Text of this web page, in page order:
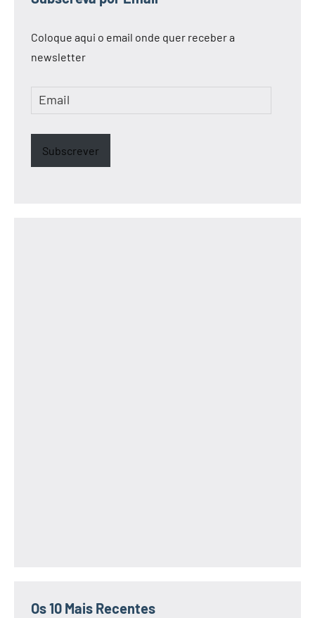
Coloque aqui o email onde quer receber a
newsletter
Email
Subscrever
Os 10 Mais Recentes